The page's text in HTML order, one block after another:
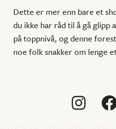
Dette er mer enn bare et
du ikke har råd til å gå
på toppnivå, og denne
noe folk snakker om lenge
